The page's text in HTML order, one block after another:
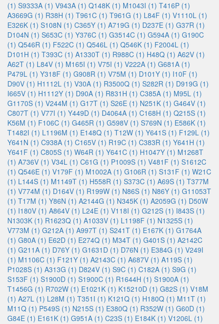
(1) S9333A (1) V943A (1) Q148K (1) M1043I (1) T416P (1)
A3669G (1) R38H (1) T961C (1) T961G (1) L84F (1) V1110L (1)
E326K (1) S108N (1) C365Y (1) A719G (1) D237E (1) G37R (1)
D104N (1) S653C (1) Y376C (1) G3514C (1) G594A (1) G190C
(1) Q546R (1) F522C (1) Q546L (1) Q546K (1) F2004L (1)
D101H (1) T393C (1) A1330T (1) R988C (1) H48Q (1) A62V (1)
A62T (1) L84V (1) M165I (1) V75I (1) V222A (1) G681A (1)
P479L (1) Y318F (1) G908R (1) V75M (1) D101Y (1) I10F (1)
D90V (1) H1112L (1) V30A (1) R3500Q (1) S282R (1) D919G (1)
I665V (1) H1112Y (1) D90A (1) R831H (1) C385A (1) M95L (1)
G1170S (1) V244M (1) G17T (1) S26E (1) N251K (1) G464V (1)
C807T (1) V77I (1) Y449D (1) D4064A (1) C168H (1) Q215S (1)
K56M (1) F106C (1) G465R (1) G598V (1) S769N (1) E586K (1)
T1482I (1) L1196M (1) E148Q (1) T12W (1) Y641S (1) F129L (1)
Y641N (1) C938A (1) C165V (1) R19C (1) C383R (1) Y641H (1)
Y641F (1) C805S (1) W64R (1) Y641C (1) H1047Y (1) M1268T
(1) A736V (1) V34L (1) C61G (1) P1009S (1) V481F (1) S1612C
(1) Q546E (1) V179F (1) M1002A (1) G106R (1) S131F (1) W21C
(1) L144S (1) M1149T (1) H558R (1) S373C (1) A69S (1) T377M
(1) V774M (1) D164V (1) R199W (1) N86S (1) N86Y (1) G11053T
(1) T17M (1) Y86N (1) A2144G (1) N345K (1) A2059G (1) D50W
(1) I180V (1) A864V (1) L24E (1) V118I (1) G212S (1) I843S (1)
N1303K (1) R1623Q (1) A1033V (1) L1198F (1) N1325S (1)
V773M (1) G212A (1) A997T (1) S241T (1) E167K (1) G1764A
(1) G80A (1) E62D (1) E274Q (1) M34T (1) G401S (1) A2142C
(1) G211A (1) D76Y (1) G1631D (1) D76N (1) E384G (1) V249I
(1) M1106C (1) F121Y (1) A2143C (1) A687V (1) A119S (1)
P1028S (1) A313G (1) D824V (1) S9C (1) C182A (1) S9G (1)
S153F (1) S1900D (1) S1900C (1) R1644H (1) S1900A (1)
T1456G (1) R702W (1) E1021K (1) K15210D (1) G82S (1) V18M
(1) A27L (1) L28M (1) T351I (1) K121Q (1) H180Q (1) M11T (1)
M11Q (1) P549S (1) N215S (1) E380Q (1) R352W (1) G60D (1)
G84E (1) E161K (1) G951A (1) C23S (1) E184K (1) V1206L (1)